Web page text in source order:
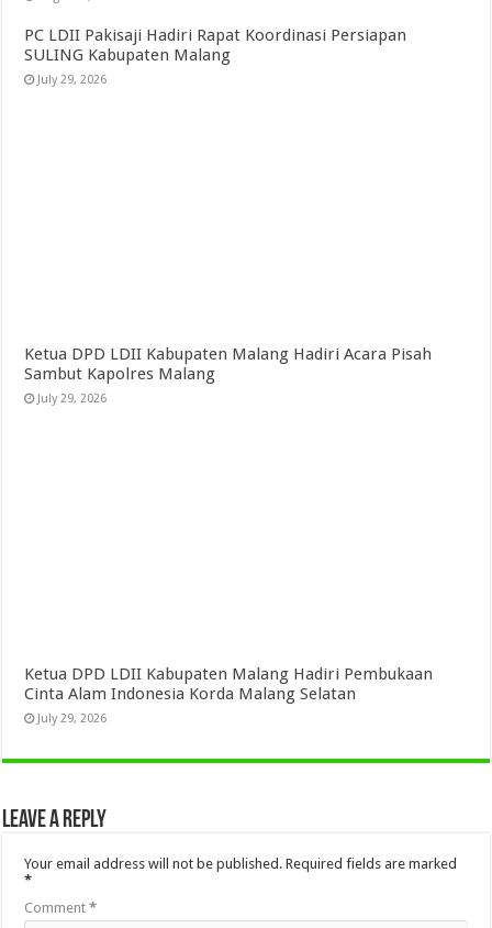
PC LDII Pakisaji Hadiri Rapat Koordinasi Persiapan
SULING Kabupaten Malang
July 29, 2026
Ketua DPD LDII Kabupaten Malang Hadiri Acara Pisah
Sambut Kapolres Malang
July 29, 2026
Ketua DPD LDII Kabupaten Malang Hadiri Pembukaan
Cinta Alam Indonesia Korda Malang Selatan
July 29, 2026
Leave a Reply
Your email address will not be published. Required fields are marked
*
Comment*